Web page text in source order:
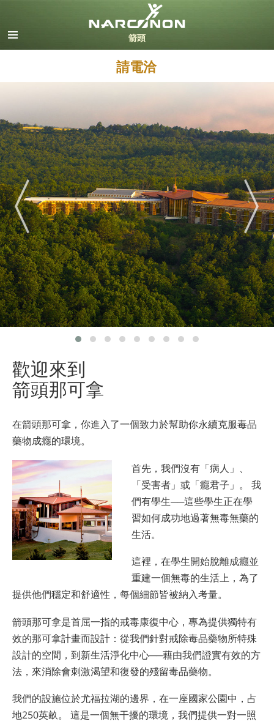
丹麥文
德文
西班牙文（拉丁美洲）
馬札兒文
義大利文
日文
荷蘭文
挪威文
葡萄牙文
俄文
瑞典文
繁體中文
尼泊爾文
阿拉伯文
烏克蘭文
克羅埃西亞文
請電洽
歡迎來到
箭頭那可拿
在箭頭那可拿，你進入了一個致力於幫助你永續克服毒品
藥物成癮的環境。
首先，我們沒有「病人」、
「受害者」或「癮君子」。 我
們有學生──這些學生正在學
習如何成功地過著無毒無藥的
生活。
這裡，在學生開始脫離成癮並
重建一個無毒的生活上，為了
提供他們穩定和舒適性，每個細節皆被納入考量。
箭頭那可拿是首屈一指的戒毒康復中心，專為提供獨特有
效的那可拿計畫而設計：從我們針對戒除毒品藥物所特殊
設計的空間，到新生活淨化中心──藉由我們證實有效的方
法，來消除會刺激渴望和復發的殘留毒品藥物。
我們的設施位於尤福拉湖的邊界，在一座國家公園中，占
地250英畝。 這是一個無干擾的環境，我們提供一對一照